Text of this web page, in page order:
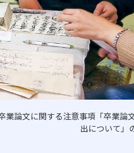
業論文に関する注意事項「卒業論
出について」